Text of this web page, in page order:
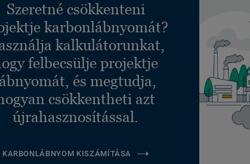
Szeretné csökkenteni
karbonlábnyomát?
kalkulátorunkat,
felbecsülje projektje
és megtudja,
csökkentheti azt
újrahasznosítással.
KARBONLÁBNYOM KISZÁMÍTÁSA